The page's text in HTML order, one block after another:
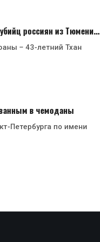
россиян из Тюмени…
– 43-летний Тхан
в чемоданы
Петербурга по имени